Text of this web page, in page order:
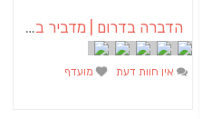
הדברה בדרום | מדביר בדרום – א.א הדברות
אין חוות דעת מועדף